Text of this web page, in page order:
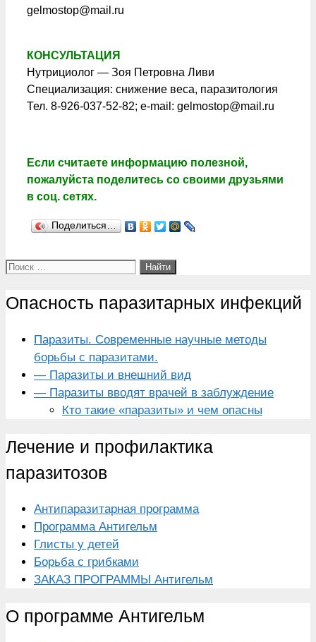
gelmostop@mail.ru
КОНСУЛЬТАЦИЯ
Нутрициолог — Зоя Петровна Ливи
Специализация: снижение веса, паразитология
Тел. 8-926-037-52-82; e-mail: gelmostop@mail.ru
Если считаете информацию полезной,
пожалуйста поделитесь со своими друзьями
в соц. сетях.
Поделиться…
Поиск:
Опасность паразитарных инфекций
Паразиты. Современные научные методы
борьбы с паразитами.
— Паразиты и внешний вид
— Паразиты вводят врачей в заблуждение
Кто такие «паразиты» и чем опасны
Лечение и профилактика
паразитозов
Антипаразитарная программа
Программа Антигельм
Глисты у детей
Борьба с грибками
ЗАКАЗ ПРОГРАММЫ Антигельм
О программе Антигельм